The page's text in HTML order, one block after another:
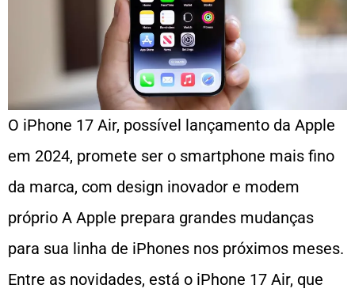
O iPhone 17 Air, possível lançamento da Apple
em 2024, promete ser o smartphone mais fino
da marca, com design inovador e modem
próprio A Apple prepara grandes mudanças
para sua linha de iPhones nos próximos meses.
Entre as novidades, está o iPhone 17 Air, que